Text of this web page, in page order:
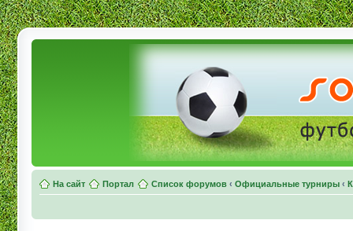
На сайт Портал Список форумов ‹ Официальные турниры ‹